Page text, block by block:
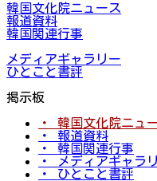
韓国文化院ニュース
報道資料
韓国関連行事
メディアギャラリー
ひとこと書評
掲示板
・ 韓国文化院ニュ
・ 報道資料
・ 韓国関連行事
・ メディアギャラ
・ ひとこと書評